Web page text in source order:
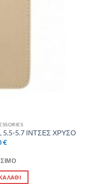
5.5-5.7 ΙΝΤΣΕΣ ΧΡΥΣΟ
€.
€Η
είναι: